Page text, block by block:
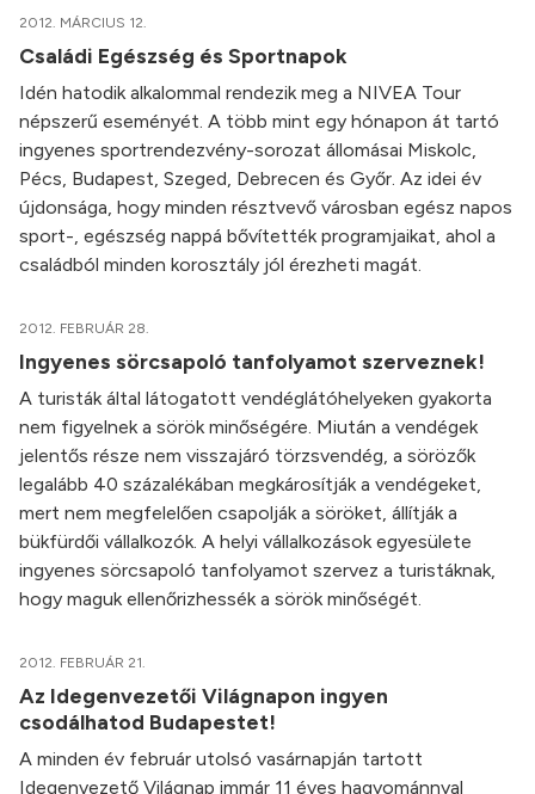
2012. MÁRCIUS 12.
Családi Egészség és Sportnapok
Idén hatodik alkalommal rendezik meg a NIVEA Tour
népszerű eseményét. A több mint egy hónapon át tartó
ingyenes sportrendezvény-sorozat állomásai Miskolc,
Pécs, Budapest, Szeged, Debrecen és Győr. Az idei év
újdonsága, hogy minden résztvevő városban egész napos
sport-, egészség nappá bővítették programjaikat, ahol a
családból minden korosztály jól érezheti magát.
2012. FEBRUÁR 28.
Ingyenes sörcsapoló tanfolyamot szerveznek!
A turisták által látogatott vendéglátóhelyeken gyakorta
nem figyelnek a sörök minőségére. Miután a vendégek
jelentős része nem visszajáró törzsvendég, a sörözők
legalább 40 százalékában megkárosítják a vendégeket,
mert nem megfelelően csapolják a söröket, állítják a
bükfürdői vállalkozók. A helyi vállalkozások egyesülete
ingyenes sörcsapoló tanfolyamot szervez a turistáknak,
hogy maguk ellenőrizhessék a sörök minőségét.
2012. FEBRUÁR 21.
Az Idegenvezetői Világnapon ingyen
csodálhatod Budapestet!
A minden év február utolsó vasárnapján tartott
Idegenvezető Világnap immár 11 éves hagyománnyal